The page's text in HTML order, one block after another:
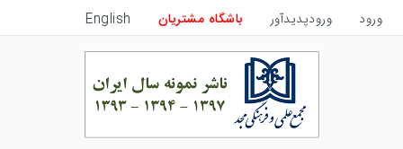
ورود ورودپدیدآور باشگاه مشتریان English